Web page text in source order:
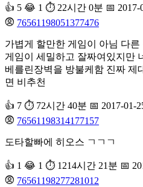
👍 5 😂 1 ⏱️ 22시간 0분 📅 2017-
76561198051377476
가볍게 할만한 게임이 아님 다
게임이 세밀하고 잘짜여있지만
베를린장벽을 방불케함 진짜 제
면 비추천
👍 7 ⏱️ 72시간 40분 📅 2017-01-
76561198314177157
도타할빠에 히오스 ㄱㄱㄱ
👍 1 😂 1 ⏱️ 1214시간 21분 📅
76561198277281012